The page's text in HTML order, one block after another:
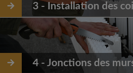
3 - Installation des
4 - Jonctions des